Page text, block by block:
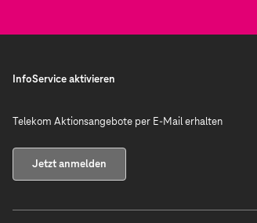
InfoService aktivieren
Telekom Aktionsangebote per E-Mail erhalten
Jetzt anmelden